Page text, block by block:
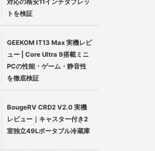
トを検証
GEEKOM IT13 Max 実機レビ
ュー | Core Ultra 9搭載ミニ
PCの性能・ゲーム・静音性
を徹底検証
BougeRV CRD2 V2.0 実機
レビュー｜キャスター付き2
室独立49Lポータブル冷蔵庫